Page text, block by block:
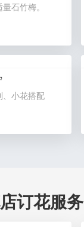
石竹梅。
、小花搭配
订花服务